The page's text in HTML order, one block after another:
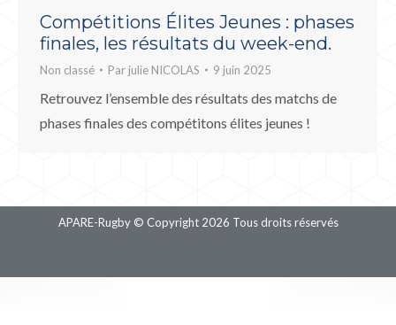
Compétitions Élites Jeunes : phases
finales, les résultats du week-end.
Non classé Par julie NICOLAS 9 juin 2025
Retrouvez l’ensemble des résultats des matchs de
phases finales des compétitons élites jeunes !
APARE-Rugby © Copyright 2026 Tous droits réservés